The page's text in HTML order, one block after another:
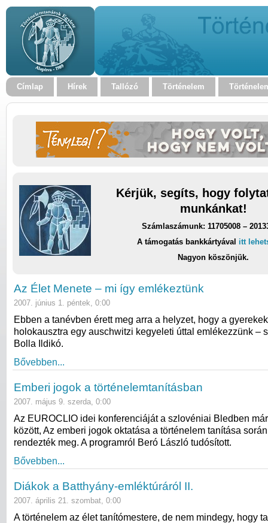
Címlap Hírek Tallózó Történelem
Kérjük, segíts, hogy
munkánkat!
Számlaszámunk: 11705008 –
A támogatás bankkártyával itt
Nagyon köszönjük.
Az Élet Menete – mi így emlékeztünk
2007. június 1. péntek, 0:00
Ebben a tanévben érett meg arra a helyzet, hogy a
holokausztra egy auschwitzi kegyeleti úttal emlékezzünk –
Bolla Ildikó.
Bővebben...
Emberi jogok a történelemtanításban
2007. május 9. szerda, 0:00
Az EUROCLIO idei konferenciáját a szlovéniai Bledben
között, Az emberi jogok oktatása a történelem tanítása
rendezték meg. A programról Beró László tudósított.
Bővebben...
Diákok a Batthyány-emléktúráról II.
2007. április 21. szombat, 0:00
A történelem az élet tanítómestere, de nem mindegy, hogy